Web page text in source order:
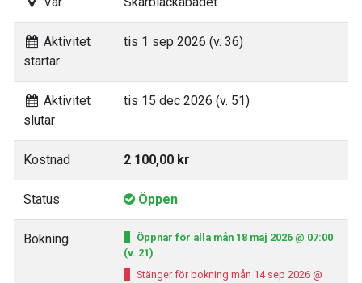
Aktivitet
startar
tis 1 sep 2026 (v. 36)
Aktivitet
slutar
tis 15 dec 2026 (v. 51)
Kostnad 2 100,00 kr
Status Öppen
Bokning
Öppnar för alla mån 18 maj 2026 @ 07:00
(v. 21)
Stänger för bokning mån 14 sep 2026 @